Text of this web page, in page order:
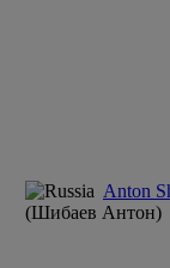
Anton
(Шибаев Антон)